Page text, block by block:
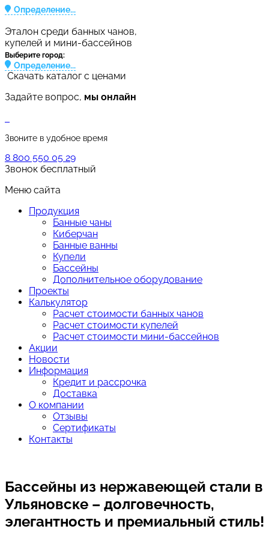
Определение...
Эталон среди банных чанов,
купелей и мини-бассейнов
Выберите город:
Определение...
Скачать каталог с ценами
Задайте вопрос, мы онлайн
Звоните в удобное время
8 800 550 05 29
Звонок бесплатный
Меню сайта
Продукция
Банные чаны
Киберчан
Банные ванны
Купели
Бассейны
Дополнительное оборудование
Проекты
Калькулятор
Расчет стоимости банных чанов
Расчет стоимости купелей
Расчет стоимости мини-бассейнов
Акции
Новости
Информация
Кредит и рассрочка
Доставка
О компании
Отзывы
Сертификаты
Контакты
Бассейны из нержавеющей стали в
Ульяновске – долговечность,
элегантность и премиальный стиль!